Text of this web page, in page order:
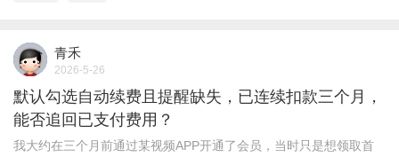
青禾
2026-5-26
默认勾选自动续费且提醒缺失，已连续扣款三个月，
能否追回已支付费用？
我大约在三个月前通过某视频APP开通了会员，当时只是想领取首